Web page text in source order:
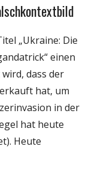
„Ukraine: Die
einen
dass der
hat, um
in der
hat heute
Heute